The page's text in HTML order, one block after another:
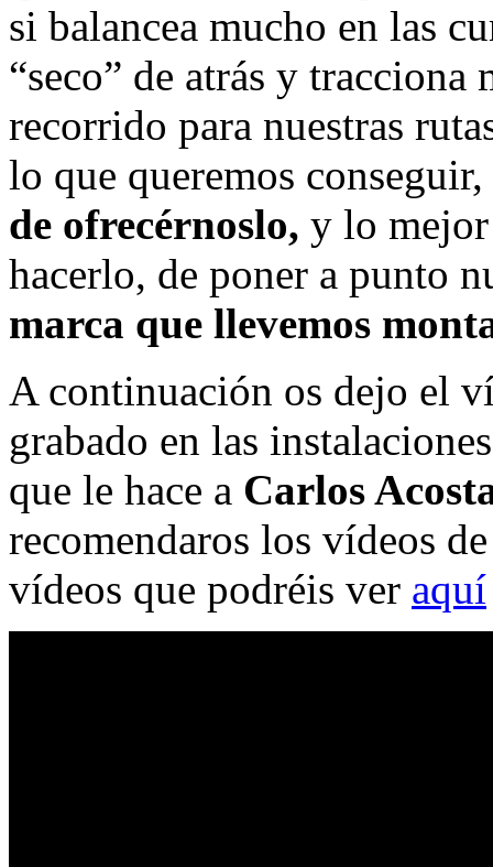
si balancea mucho en las
“seco” de atrás y tracciona
recorrido para nuestras
lo que queremos conseguir,
de ofrecérnoslo, y lo mejor
hacerlo, de poner a punto
marca que llevemos
A continuación os dejo el
grabado en las
que le hace a Carlos
recomendaros los vídeos
vídeos que podréis ver aquí